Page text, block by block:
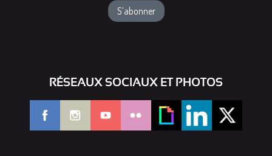
RÉSEAUX SOCIAUX ET PHOTOS